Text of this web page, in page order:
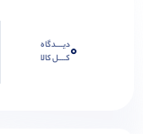
0دیــــدگاه
کــــل کالا